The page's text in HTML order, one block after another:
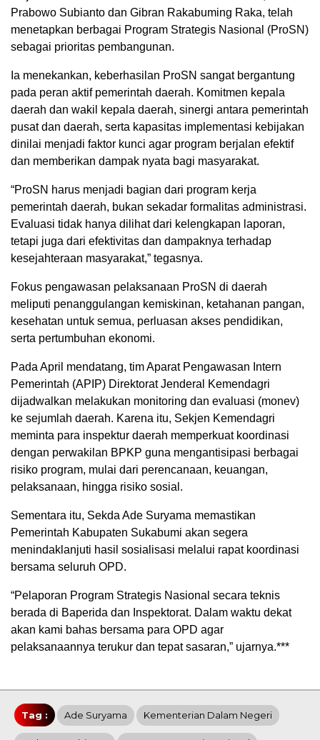
Prabowo Subianto dan Gibran Rakabuming Raka, telah
menetapkan berbagai Program Strategis Nasional (ProSN)
sebagai prioritas pembangunan.
Ia menekankan, keberhasilan ProSN sangat bergantung
pada peran aktif pemerintah daerah. Komitmen kepala
daerah dan wakil kepala daerah, sinergi antara pemerintah
pusat dan daerah, serta kapasitas implementasi kebijakan
dinilai menjadi faktor kunci agar program berjalan efektif
dan memberikan dampak nyata bagi masyarakat.
“ProSN harus menjadi bagian dari program kerja
pemerintah daerah, bukan sekadar formalitas administrasi.
Evaluasi tidak hanya dilihat dari kelengkapan laporan,
tetapi juga dari efektivitas dan dampaknya terhadap
kesejahteraan masyarakat,” tegasnya.
Fokus pengawasan pelaksanaan ProSN di daerah
meliputi penanggulangan kemiskinan, ketahanan pangan,
kesehatan untuk semua, perluasan akses pendidikan,
serta pertumbuhan ekonomi.
Pada April mendatang, tim Aparat Pengawasan Intern
Pemerintah (APIP) Direktorat Jenderal Kemendagri
dijadwalkan melakukan monitoring dan evaluasi (monev)
ke sejumlah daerah. Karena itu, Sekjen Kemendagri
meminta para inspektur daerah memperkuat koordinasi
dengan perwakilan BPKP guna mengantisipasi berbagai
risiko program, mulai dari perencanaan, keuangan,
pelaksanaan, hingga risiko sosial.
Sementara itu, Sekda Ade Suryama memastikan
Pemerintah Kabupaten Sukabumi akan segera
menindaklanjuti hasil sosialisasi melalui rapat koordinasi
bersama seluruh OPD.
“Pelaporan Program Strategis Nasional secara teknis
berada di Baperida dan Inspektorat. Dalam waktu dekat
akan kami bahas bersama para OPD agar
pelaksanaannya terukur dan tepat sasaran,” ujarnya.***
Tag : Ade Suryama Kementerian Dalam Negeri